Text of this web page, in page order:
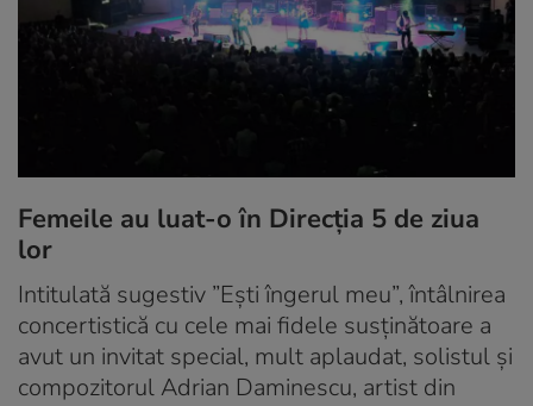
Femeile au luat-o în Direcția 5 de ziua
lor
Intitulată sugestiv ”Ești îngerul meu”, întâlnirea
concertistică cu cele mai fidele susținătoare a
avut un invitat special, mult aplaudat, solistul și
compozitorul Adrian Daminescu, artist din